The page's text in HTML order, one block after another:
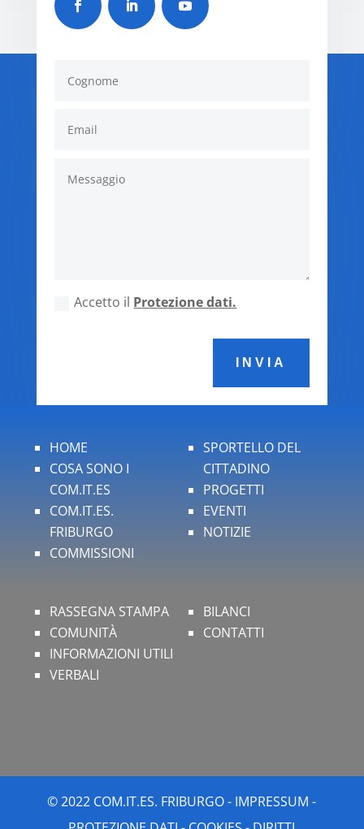
Accetto il Protezione dati.
INVIA
HOME
COSA SONO I
COM.IT.ES
COM.IT.ES.
FRIBURGO
COMMISSIONI
SPORTELLO DEL
CITTADINO
PROGETTI
EVENTI
NOTIZIE
RASSEGNA STAMPA
COMUNITÀ
INFORMAZIONI UTILI
VERBALI
BILANCI
CONTATTI
© 2022 COM.IT.ES. FRIBURGO - IMPRESSUM -